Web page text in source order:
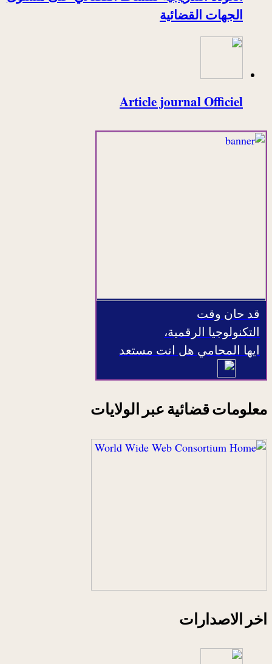
الجهات القضائية
Article journal Officiel
قد حان وقت
التكنولوجيا الرقمية،
ايها المحامي هل انت مستعد
معلومات قضائية عبر الولايات
اخر الاصدارات